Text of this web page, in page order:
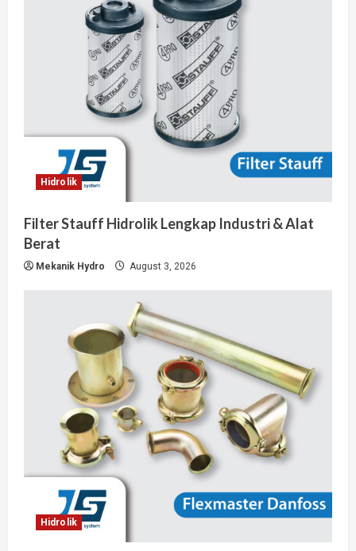
Hidrolik
Filter Stauff Hidrolik Lengkap Industri & Alat
Berat
Mekanik Hydro August 3, 2026
Hidrolik